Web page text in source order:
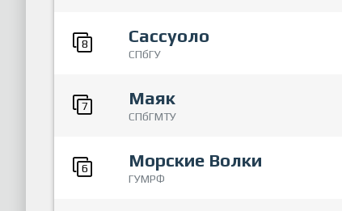
8 Сассуоло
СПбГУ
7 Маяк
СПбГМТУ
6 Морские Волки
ГУМРФ